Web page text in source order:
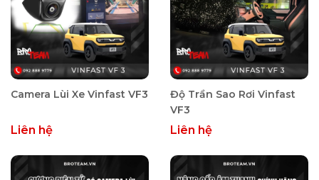
Camera Lùi Xe Vinfast VF3
Liên hệ
Độ Trần Sao Rơi Vinfast
VF3
Liên hệ